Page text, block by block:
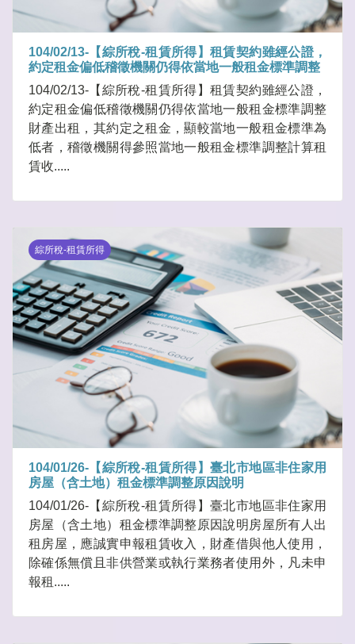
104/02/13-【綜所稅-租賃所得】租賃契約雖經公證，
約定租金偏低稽徵機關仍得依當地一般租金標準調整
104/02/13-【綜所稅-租賃所得】租賃契約雖經公證，
約定租金偏低稽徵機關仍得依當地一般租金標準調整
財產出租，其約定之租金，顯較當地一般租金標準為
低者，稽徵機關得參照當地一般租金標準調整計算租
賃收.....
綜所稅-租賃所得
104/01/26-【綜所稅-租賃所得】臺北市地區非住家用
房屋（含土地）租金標準調整原因說明
104/01/26-【綜所稅-租賃所得】臺北市地區非住家用
房屋（含土地）租金標準調整原因說明房屋所有人出
租房屋，應誠實申報租賃收入，財產借與他人使用，
除確係無償且非供營業或執行業務者使用外，凡未申
報租.....